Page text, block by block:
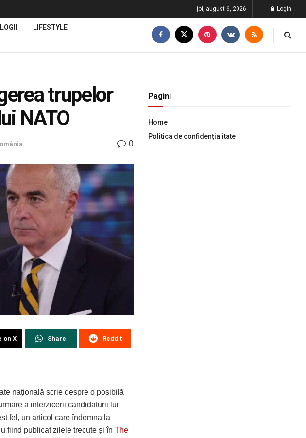
joi, august 6, 2026 Login
LIFESTYLE
trupelor
NATO
0
on X Share Reddit
națională scrie despre o posibilă
a interzicerii candidaturii lui
fel, un articol care îndemna la
fiind publicat zilele trecute și în The
Pagini
Home
Politica de confidențialitate